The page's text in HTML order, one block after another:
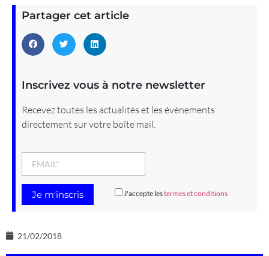
Partager cet article
Inscrivez vous à notre newsletter
Recevez toutes les actualités et les évènements
directement sur votre boîte mail.
J'accepte lestermes et conditions
21/02/2018